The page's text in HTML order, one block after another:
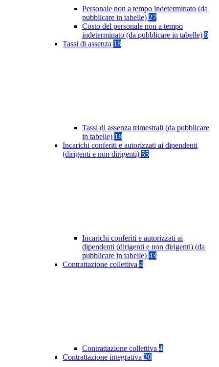
Personale non a tempo indeterminato (da
pubblicare in tabelle) 27
Costo del personale non a tempo
indeterminato (da pubblicare in tabelle) 8
Tassi di assenza 18
Tassi di assenza trimestrali (da pubblicare
in tabelle) 18
Incarichi conferiti e autorizzati ai dipendenti
(dirigenti e non dirigenti) 55
Incarichi conferiti e autorizzati ai
dipendenti (dirigenti e non dirigenti) (da
pubblicare in tabelle) 43
Contrattazione collettiva 4
Contrattazione collettiva 4
Contrattazione integrativa 20